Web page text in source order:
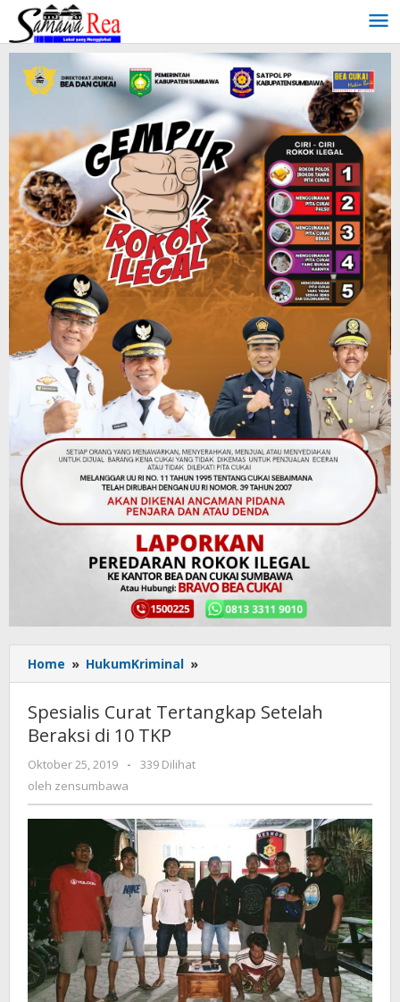
Lewati
konten
Home » HukumKriminal »
Curat
Tertangkap
Setelah
Spesialis Curat Tertangkap Setelah
Beraksi di 10 TKP
Oktober 25, 2019
oleh
zensumbawa
-
339 Dilihat
oleh zensumbawa